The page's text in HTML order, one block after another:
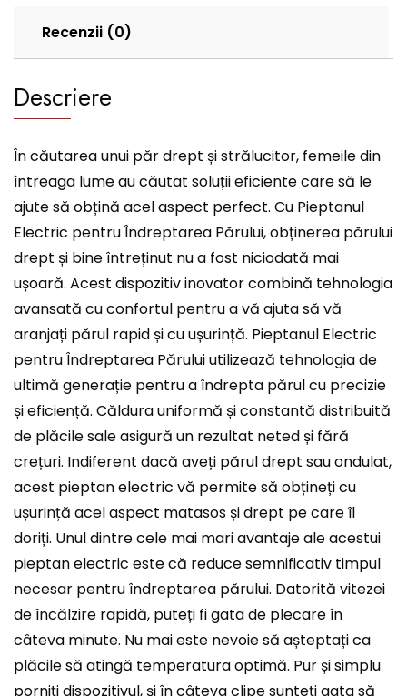
Recenzii (0)
Descriere
În căutarea unui păr drept și strălucitor, femeile din
întreaga lume au căutat soluții eficiente care să le
ajute să obțină acel aspect perfect. Cu Pieptanul
Electric pentru Îndreptarea Părului, obținerea părului
drept și bine întreținut nu a fost niciodată mai
ușoară. Acest dispozitiv inovator combină tehnologia
avansată cu confortul pentru a vă ajuta să vă
aranjați părul rapid și cu ușurință. Pieptanul Electric
pentru Îndreptarea Părului utilizează tehnologia de
ultimă generație pentru a îndrepta părul cu precizie
și eficiență. Căldura uniformă și constantă distribuită
de plăcile sale asigură un rezultat neted și fără
crețuri. Indiferent dacă aveți părul drept sau ondulat,
acest pieptan electric vă permite să obțineți cu
ușurință acel aspect matasos și drept pe care îl
doriți. Unul dintre cele mai mari avantaje ale acestui
pieptan electric este că reduce semnificativ timpul
necesar pentru îndreptarea părului. Datorită vitezei
de încălzire rapidă, puteți fi gata de plecare în
câteva minute. Nu mai este nevoie să așteptați ca
plăcile să atingă temperatura optimă. Pur și simplu
porniți dispozitivul, și în câteva clipe sunteți gata să